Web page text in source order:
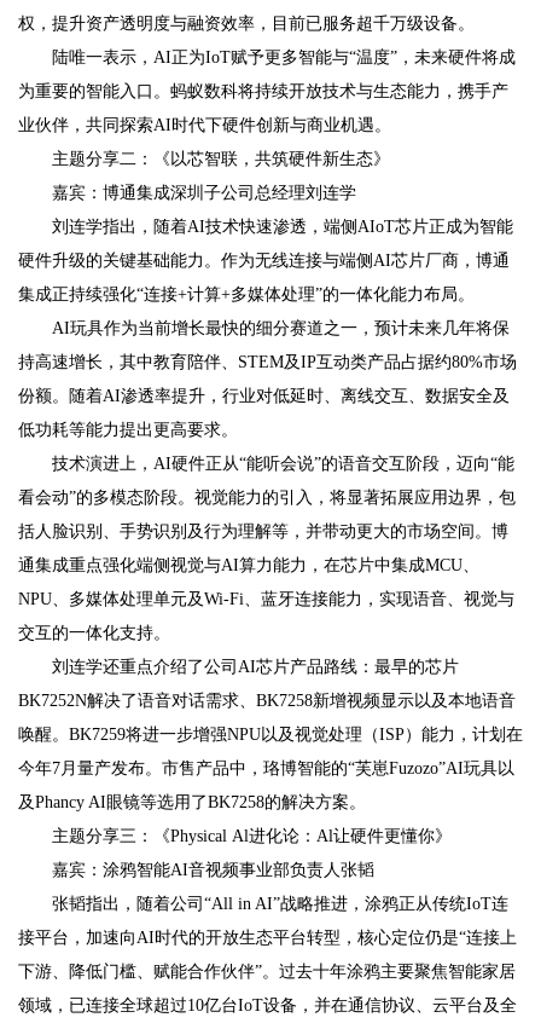
权，提升资产透明度与融资效率，目前已服务超千万级设备。
陆唯一表示，AI正为IoT赋予更多智能与“温度”，未来硬件将成
为重要的智能入口。蚂蚁数科将持续开放技术与生态能力，携手产
业伙伴，共同探索AI时代下硬件创新与商业机遇。
主题分享二：《以芯智联，共筑硬件新生态》
嘉宾：博通集成深圳子公司总经理刘连学
刘连学指出，随着AI技术快速渗透，端侧AIoT芯片正成为智能
硬件升级的关键基础能力。作为无线连接与端侧AI芯片厂商，博通
集成正持续强化“连接+计算+多媒体处理”的一体化能力布局。
AI玩具作为当前增长最快的细分赛道之一，预计未来几年将保
持高速增长，其中教育陪伴、STEM及IP互动类产品占据约80%市场
份额。随着AI渗透率提升，行业对低延时、离线交互、数据安全及
低功耗等能力提出更高要求。
技术演进上，AI硬件正从“能听会说”的语音交互阶段，迈向“能
看会动”的多模态阶段。视觉能力的引入，将显著拓展应用边界，包
括人脸识别、手势识别及行为理解等，并带动更大的市场空间。博
通集成重点强化端侧视觉与AI算力能力，在芯片中集成MCU、
NPU、多媒体处理单元及Wi-Fi、蓝牙连接能力，实现语音、视觉与
交互的一体化支持。
刘连学还重点介绍了公司AI芯片产品路线：最早的芯片
BK7252N解决了语音对话需求、BK7258新增视频显示以及本地语音
唤醒。BK7259将进一步增强NPU以及视觉处理（ISP）能力，计划在
今年7月量产发布。市售产品中，珞博智能的“芙崽Fuzozo”AI玩具以
及Phancy AI眼镜等选用了BK7258的解决方案。
主题分享三：《Physical Al进化论：Al让硬件更懂你》
嘉宾：涂鸦智能AI音视频事业部负责人张韬
张韬指出，随着公司“All in AI”战略推进，涂鸦正从传统IoT连
接平台，加速向AI时代的开放生态平台转型，核心定位仍是“连接上
下游、降低门槛、赋能合作伙伴”。过去十年涂鸦主要聚焦智能家居
领域，已连接全球超过10亿台IoT设备，并在通信协议、云平台及全